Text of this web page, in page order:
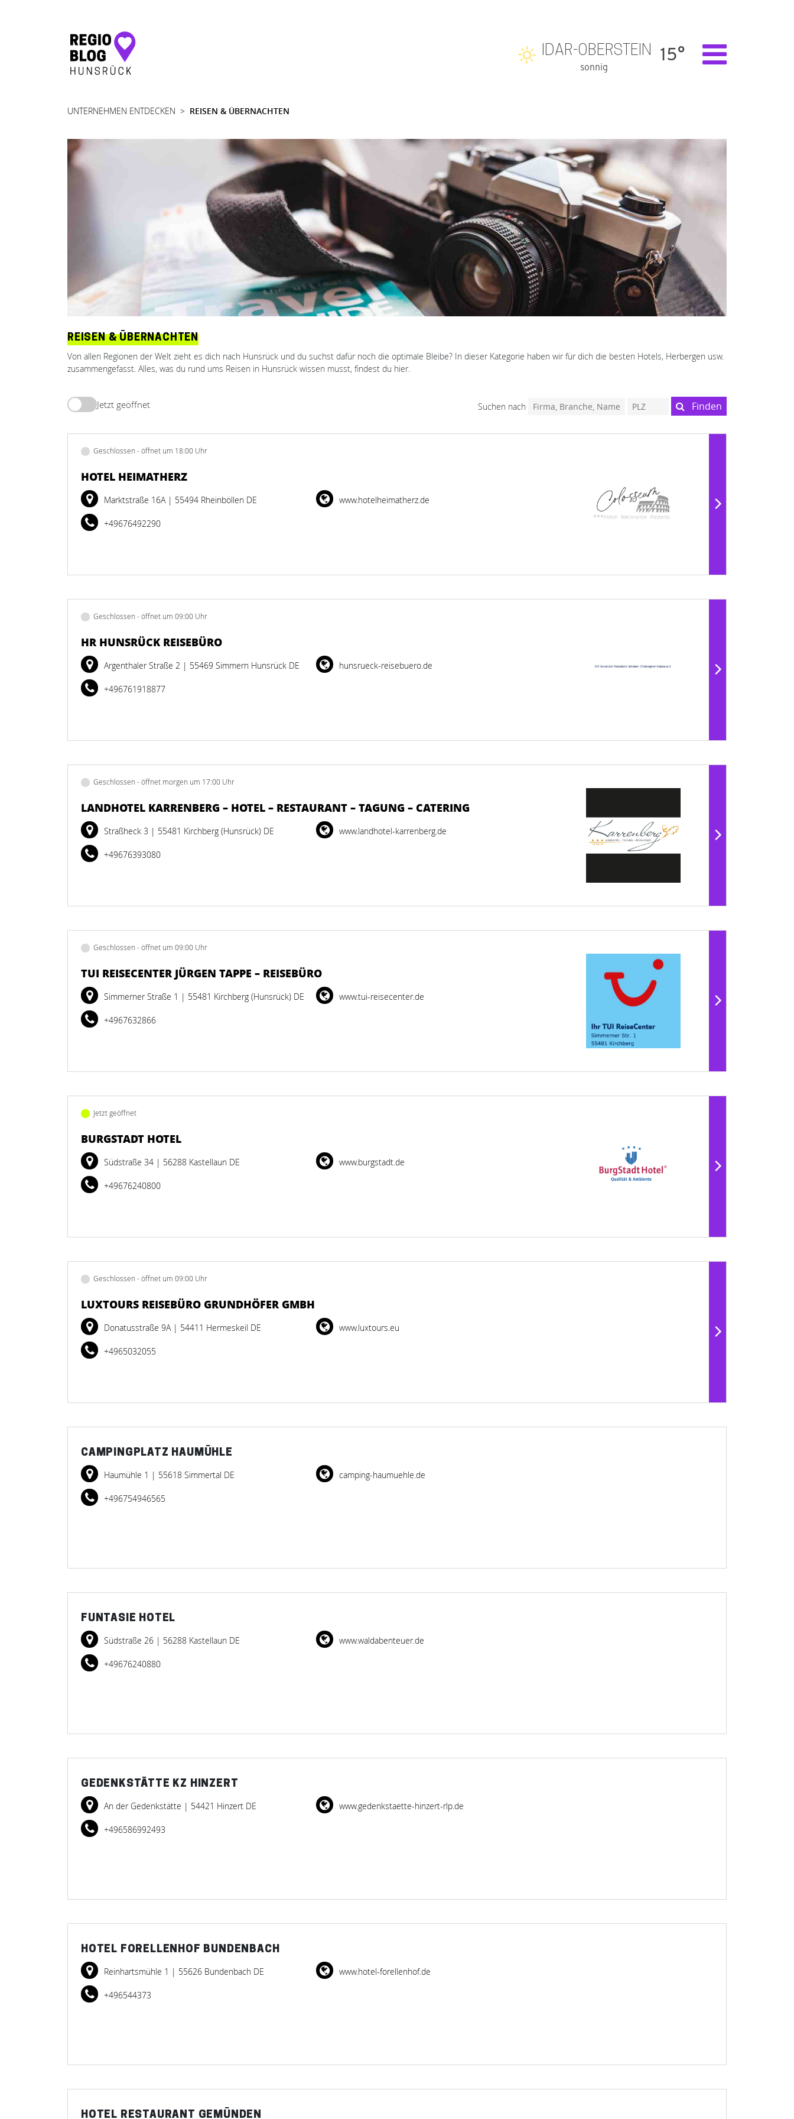
Hauptnavigation
IDAR-OBERSTEIN
sonnig
15°
UNTERNEHMEN ENTDECKEN REISEN & ÜBERNACHTEN
REISEN & ÜBERNACHTEN
Von allen Regionen der Welt zieht es dich nach Hunsrück und du suchst dafür noch die optimale Bleibe? In dieser Kategorie haben wir für dich die besten Hotels, Herbergen usw.
zusammengefasst. Alles, was du rund ums Reisen in Hunsrück wissen musst, findest du hier.
Jetzt geöffnet Suchen nach Finden
Geschlossen - öffnet um 18:00 Uhr
HOTEL HEIMATHERZ
Marktstraße 16A | 55494 Rheinböllen DE
+49676492290
www.hotelheimatherz.de
Geschlossen - öffnet um 09:00 Uhr
HR HUNSRÜCK REISEBÜRO
Argenthaler Straße 2 | 55469 Simmern Hunsrück DE
+496761918877
hunsrueck-reisebuero.de
Geschlossen - öffnet morgen um 17:00 Uhr
LANDHOTEL KARRENBERG – HOTEL – RESTAURANT – TAGUNG – CATERING
Straßheck 3 | 55481 Kirchberg (Hunsrück) DE
+49676393080
www.landhotel-karrenberg.de
Geschlossen - öffnet um 09:00 Uhr
TUI REISECENTER JÜRGEN TAPPE – REISEBÜRO
Simmerner Straße 1 | 55481 Kirchberg (Hunsrück) DE
+4967632866
www.tui-reisecenter.de
Jetzt geöffnet
BURGSTADT HOTEL
Südstraße 34 | 56288 Kastellaun DE
+49676240800
www.burgstadt.de
Geschlossen - öffnet um 09:00 Uhr
LUXTOURS REISEBÜRO GRUNDHÖFER GMBH
Donatusstraße 9A | 54411 Hermeskeil DE
+4965032055
www.luxtours.eu
CAMPINGPLATZ HAUMÜHLE
Haumühle 1 | 55618 Simmertal DE
+496754946565
camping-haumuehle.de
FUNTASIE HOTEL
Südstraße 26 | 56288 Kastellaun DE
+49676240880
www.waldabenteuer.de
GEDENKSTÄTTE KZ HINZERT
An der Gedenkstätte | 54421 Hinzert DE
+496586992493
www.gedenkstaette-hinzert-rlp.de
HOTEL FORELLENHOF BUNDENBACH
Reinhartsmühle 1 | 55626 Bundenbach DE
+496544373
www.hotel-forellenhof.de
HOTEL RESTAURANT GEMÜNDEN